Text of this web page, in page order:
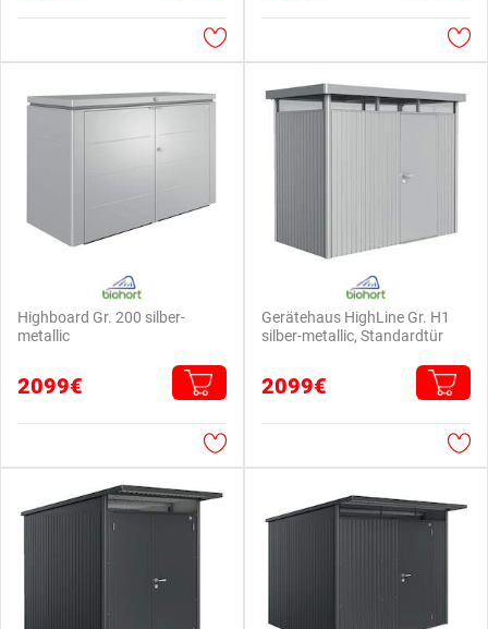
Highboard Gr. 200 silber-
metallic
2099€
Gerätehaus HighLine Gr. H1
silber-metallic, Standardtür
2099€